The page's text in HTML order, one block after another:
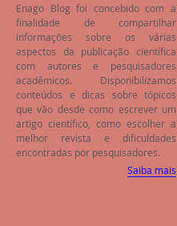
Enago Blog foi concebido com a
finalidade de compartilhar
informações sobre os várias
aspectos da publicação científica
com autores e pesquisadores
acadêmicos. Disponibilizamos
conteúdos e dicas sobre tópicos
que vão desde como escrever um
artigo científico, como escolher a
melhor revista e dificuldades
encontradas por pesquisadores.
Saiba mais